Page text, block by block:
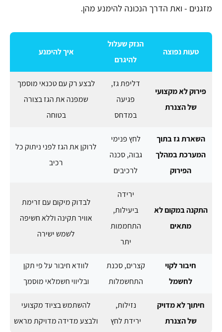
מזגנים - ואת הדרך הנכונה להימנע מהן.
טעות נפוצה
הנזק שעלול
להיגרם
איך להימנע
פירוק לא מקצועי
של הצנרת
דליפת גז,
פגיעה
במדחס
לבצע רק עם טכנאי מוסמך
שמפנה את הגז בצורה
בטוחה
השארת גז בתוך
המערכת במהלך
הפירוק
לחץ פנימי
גבוה, סכנה
לרכיבים
לרוקן את הגז לפני ניתוק כל
רכיב
התקנה במקום לא
מתאים
ירידה
ביעילות,
התחממות
יתר
לבדוק מיקום עם זרימת
אוויר תקינה וללא חשיפה
לשמש ישירה
חיבור לקוי
לחשמל
קצרים, סכנת
התחשמלות
לוודא חיבור על פי תקן
ובליווי חשמלאי מוסמך
חיתוך לא מדויק
של הצנרת
נזילות,
ירידת לחץ
להשתמש בציוד מקצועי
ולבצע מדידה מדויקת מראש